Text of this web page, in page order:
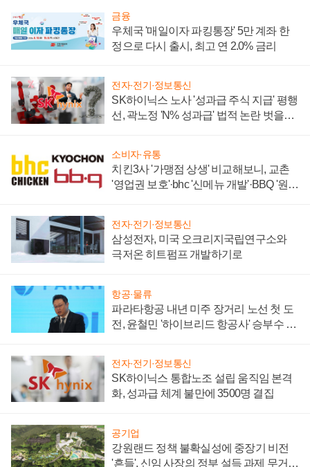
금융
우체국 '매일이자 파킹통장' 5만 계좌 한
정으로 다시 출시, 최고 연 2.0% 금리
전자·전기·정보통신
SK하이닉스 노사 '성과급 주식 지급' 평행
선, 곽노정 'N% 성과급' 법적 논란 벗을지
소비자·유통
치킨3사 '가맹점 상생' 비교해보니, 교촌
'영업권 보호'·bhc '신메뉴 개발'·BBQ '원가
전자·전기·정보통신
삼성전자, 미국 오크리지국립연구소와
극저온 히트펌프 개발하기로
항공·물류
파라타항공 내년 미주 장거리 노선 첫 도
전, 윤철민 '하이브리드 항공사' 승부수 통
전자·전기·정보통신
SK하이닉스 통합노조 설립 움직임 본격
화, 성과급 체계 불만에 3500명 결집
공기업
강원랜드 정책 불확실성에 중장기 비전
'흔들', 신임 사장의 정부 설득 과제 무거워